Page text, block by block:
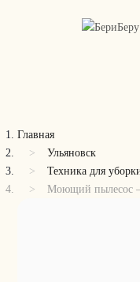
Главная
Ульяновск
Техника для
Моющий пылесос